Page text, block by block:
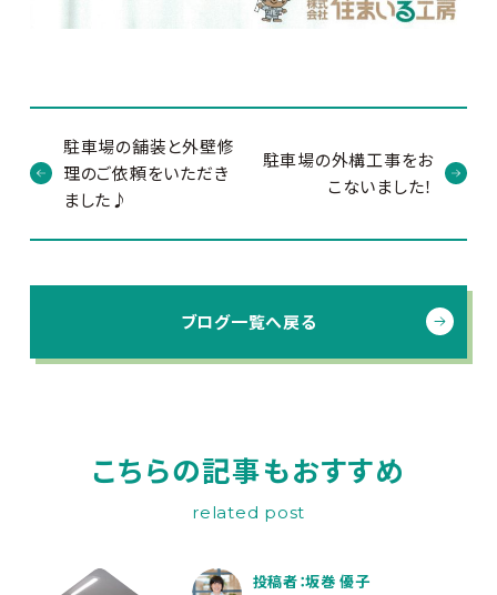
駐車場の舗装と外壁修
理のご依頼をいただき
ました♪
駐車場の外構工事をお
こないました！
ブログ一覧へ戻る
こちらの記事もおすすめ
related post
投稿者：坂巻 優子